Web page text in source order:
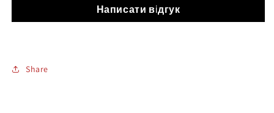
Написати відгук
Share